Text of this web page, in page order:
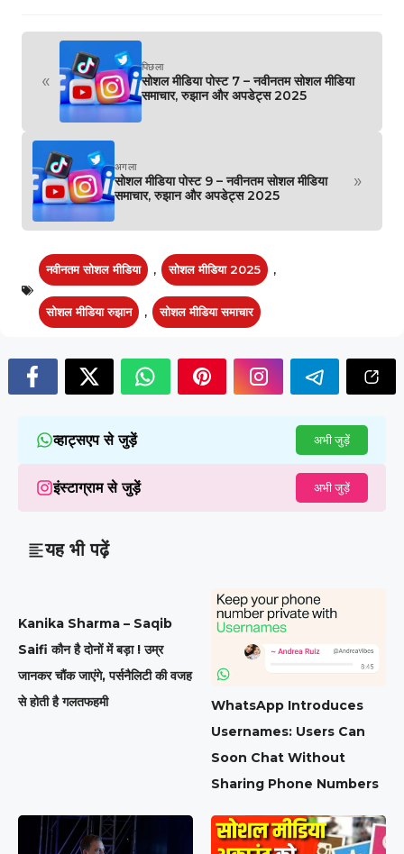
«
पिछला
सोशल मीडिया पोस्ट 7 – नवीनतम सोशल मीडिया
समाचार, रुझान और अपडेट्स 2025
अगला
सोशल मीडिया पोस्ट 9 – नवीनतम सोशल मीडिया
समाचार, रुझान और अपडेट्स 2025
»
नवीनतम सोशल मीडिया , सोशल मीडिया 2025 ,
सोशल मीडिया रुझान , सोशल मीडिया समाचार
व्हाट्सएप से जुड़ें अभी जुड़ें
इंस्टाग्राम से जुड़ें अभी जुड़ें
यह भी पढ़ें
Kanika Sharma – Saqib
Saifi कौन है दोनों में बड़ा ! उम्र
जानकर चौंक जाएंगे, पर्सनैलिटी की वजह
से होती है गलतफहमी
WhatsApp Introduces
Usernames: Users Can
Soon Chat Without
Sharing Phone Numbers